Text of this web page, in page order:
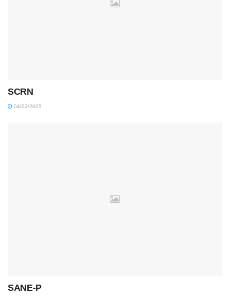
SCRN
04/02/2025
SANE-P